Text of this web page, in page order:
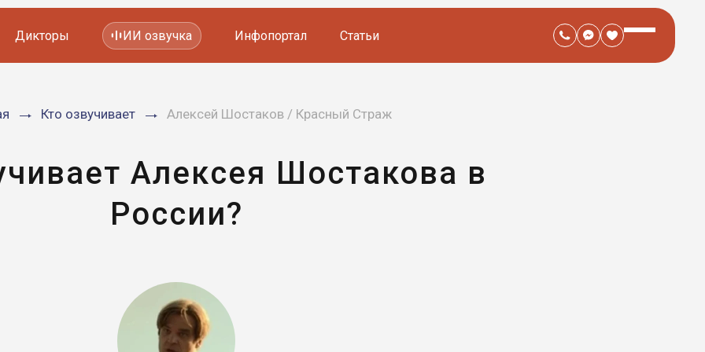
Мультфильмов
Дикторы ИИ озвучка Инфопортал Статьи
Кто озвучивает Алексей Шостаков / Красный Страж
Алексея Шостакова в
России?